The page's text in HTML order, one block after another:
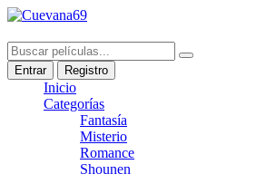
Entrar Registro
Inicio
Categorías
Fantasía
Misterio
Romance
Shounen